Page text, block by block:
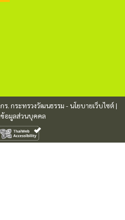
. กระทรวงวัฒนธรรม -นโยบายเว็บไซต์ |
อมูลส่วนบุคคล